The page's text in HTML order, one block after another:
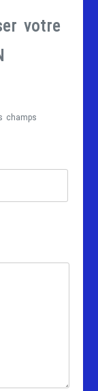
votre
champs